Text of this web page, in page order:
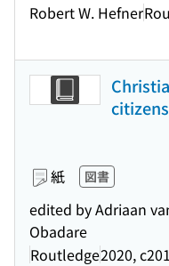
Robert W. Hefner
紙 図書
edited by Adriaan
Obadare
Routledge2020,